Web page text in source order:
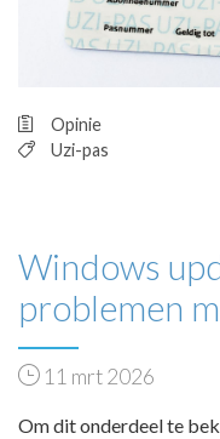
Opinie
Uzi-pas
Windows
problemen
11 mrt 2026
Om dit onderdeel te